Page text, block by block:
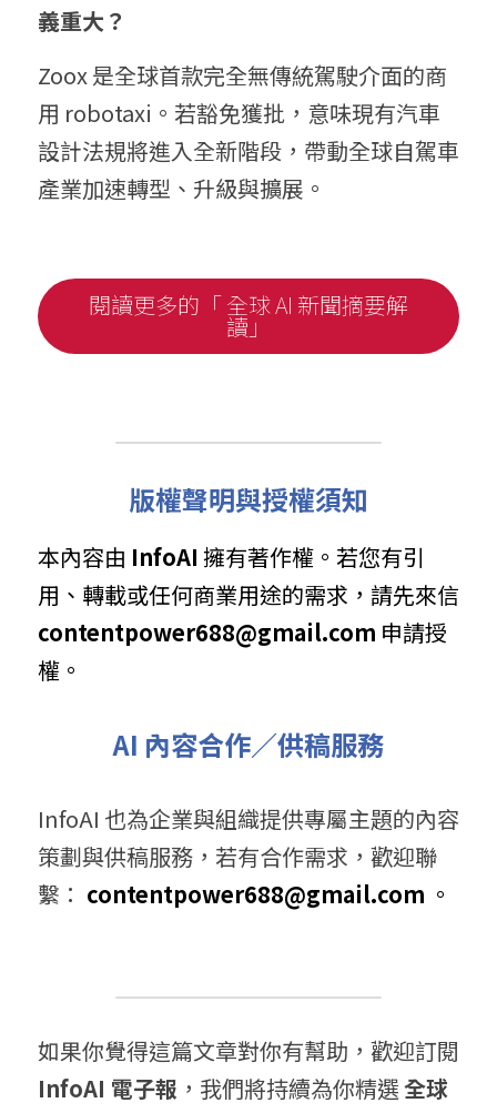
義重大？
Zoox 是全球首款完全無傳統駕駛介面的商
用 robotaxi。若豁免獲批，意味現有汽車
設計法規將進入全新階段，帶動全球自駕車
產業加速轉型、升級與擴展。
閱讀更多的「 全球 AI 新聞摘要解
讀」
版權聲明與授權須知
本內容由 InfoAI 擁有著作權。若您有引
contentpower688@gmail.com 申請授
權。
AI 內容合作／供稿服務
InfoAI 也為企業與組織提供專屬主題的內容
策劃與供稿服務，若有合作需求，歡迎聯
繫： contentpower688@gmail.com 。
InfoAI 電子報 ，我們將持續為你精選 全球